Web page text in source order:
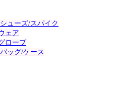
ューズ/スパイク
ェア
ローブ
ッグ/ケース